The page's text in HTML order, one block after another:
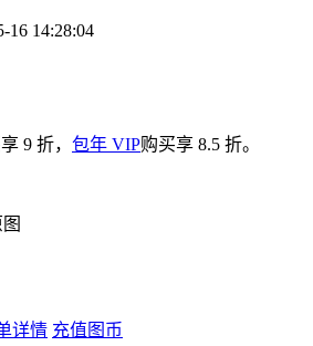
16 14:28:04
9 折， 包年 VIP购买享 8.5 折。
详情 充值图币